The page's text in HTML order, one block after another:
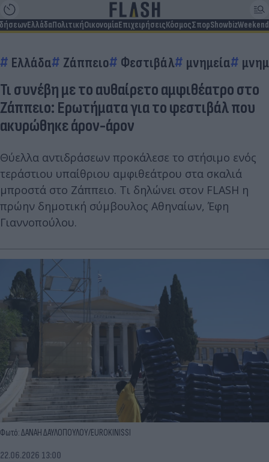
ΕλλάδαΠολιτικήΟικονομίαΕπιχειρήσειςΚόσμοςΣπορShowbizWeekend
Ελλάδα Ζάππειο Φεστιβάλ μνημεία
Τι συνέβη με το αυθαίρετο αμφιθέατρο στο
Ζάππειο: Ερωτήματα για το φεστιβάλ που
ακυρώθηκε άρον-άρον
Θύελλα αντιδράσεων προκάλεσε το στήσιμο ενός
τεράστιου υπαίθριου αμφιθεάτρου στα σκαλιά
μπροστά στο Ζάππειο. Τι δηλώνει στον FLASH η
πρώην δημοτική σύμβουλος Αθηναίων, Έφη
Γιαννοπούλου.
Φωτό: ΔΑΝΑΗ ΔΑΥΛΟΠΟΥΛΟΥ/EUROKINISSI
22.06.2026 13:00